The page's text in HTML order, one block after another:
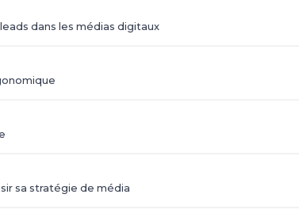
dans les médias digitaux
sa stratégie de média